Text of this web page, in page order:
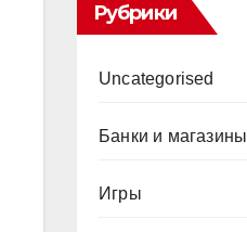
Рубрики
Uncategorised
Банки и магазины
Игры